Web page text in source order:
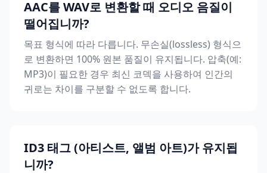
AAC를 WAV로 변환할 때 오디오 음질이
떨어집니까?
목표 형식에 따라 다릅니다. 무손실(lossless) 형식으
로 변환하면 100% 원본 품질이 유지됩니다. 압축(예:
MP3)이 필요한 경우 최신 코덱을 사용하여 인간의
귀로는 차이를 구분할 수 없도록 합니다.
ID3 태그 (아티스트, 앨범 아트)가 유지됩
니까?